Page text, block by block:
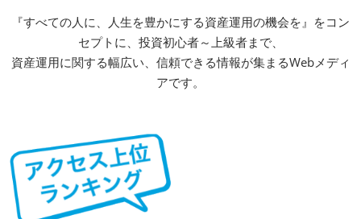
『すべての人に、人生を豊かにする資産運用の機会を』をコン
セプトに、投資初心者～上級者まで、
資産運用に関する幅広い、信頼できる情報が集まるWebメディ
アです。